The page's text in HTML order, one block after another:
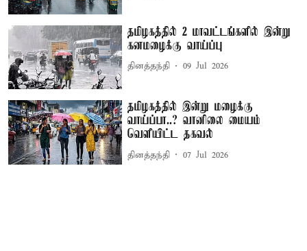
தமிழகத்தில் 2 மாவட்டங்களில் இன்று
கனமழைக்கு வாய்ப்பு
தினத்தந்தி 09 Jul 2026
தமிழகத்தில் இன்று மழைக்கு
வாய்ப்பா..? வானிலை மையம்
வெளியிட்ட தகவல்
தினத்தந்தி 07 Jul 2026